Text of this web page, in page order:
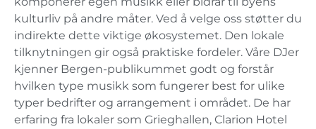
kulturliv på andre måter. Ved å velge oss støtter du
indirekte dette viktige økosystemet. Den lokale
tilknytningen gir også praktiske fordeler. Våre DJer
kjenner Bergen-publikummet godt og forstår
hvilken type musikk som fungerer best for ulike
typer bedrifter og arrangement i området. De har
erfaring fra lokaler som Grieghallen, Clarion Hotel